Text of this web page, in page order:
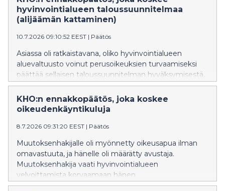
hyvinvointialueen taloussuunnitelmaa
(alijäämän kattaminen)
10.7.2026 09:10:52 EEST | Päätös
Asiassa oli ratkaistavana, oliko hyvinvointialueen
aluevaltuusto voinut perusoikeuksien turvaamiseksi
päättää sellaisen taloussuunnitelman hyväksymisestä,
jossa ei ollut noudatettu hyvinvointialuelaissa
säädettyä määräaikaa hyvinvointialueen taseeseen
kertyneen alijäämän kattamiselle.
KHO:n ennakkopäätös, joka koskee
oikeudenkäyntikuluja
8.7.2026 09:31:20 EEST | Päätös
Muutoksenhakijalle oli myönnetty oikeusapua ilman
omavastuuta, ja hänelle oli määrätty avustaja.
Muutoksenhakija vaati hyvinvointialueen
velvoittamista korvaamaan hänen
oikeudenkäyntikulunsa korkeimmassa hallinto-